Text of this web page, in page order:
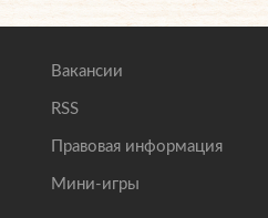
Вакансии
RSS
Правовая информация
Мини-игры